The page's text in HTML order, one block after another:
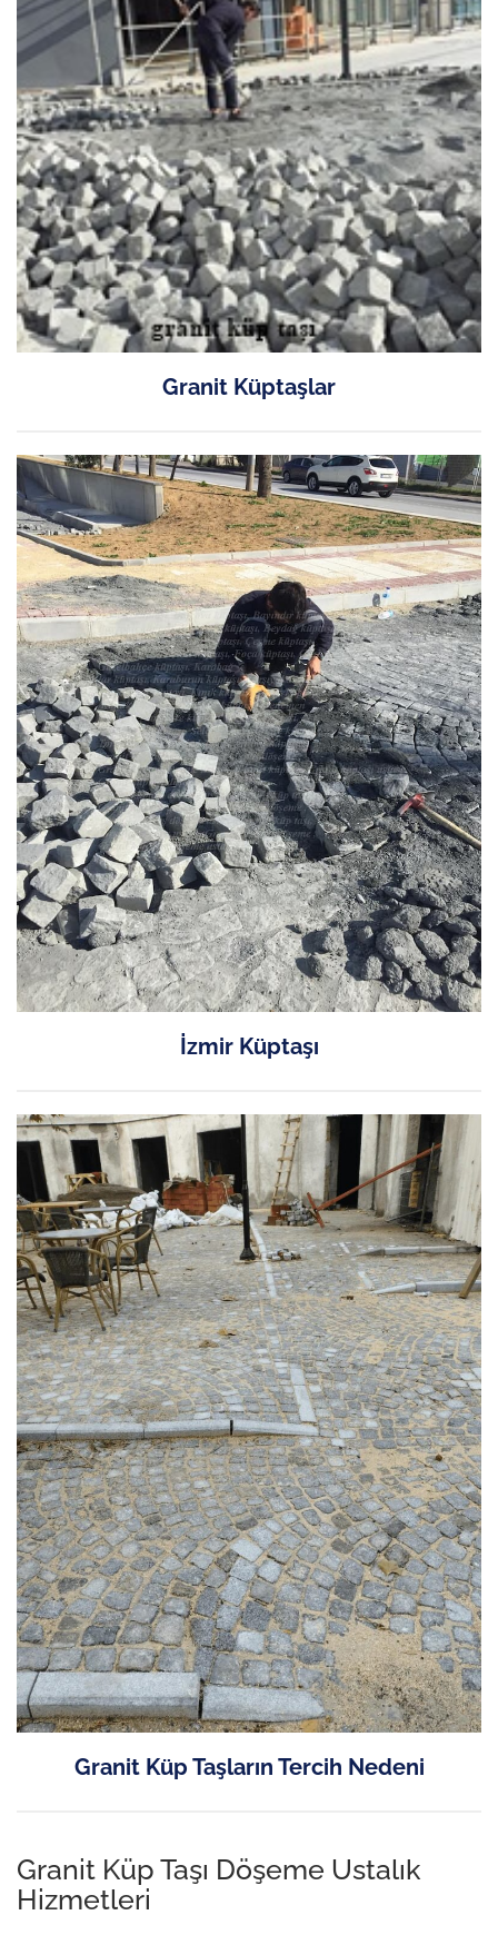
Granit Küptaşlar
İzmir Küptaşı
Granit Küp Taşların Tercih Nedeni
Granit Küp Taşı Döşeme Ustalık
Hizmetleri